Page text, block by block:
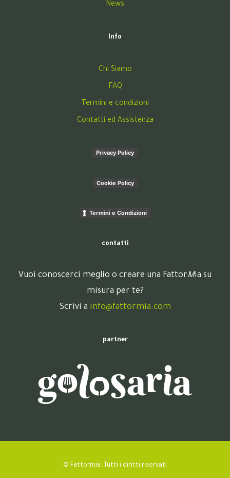
News
Info
Chi Siamo
FAQ
Termini e condizioni
Contatti ed Assistenza
Privacy Policy
Cookie Policy
Termini e Condizioni
contatti
Vuoi conoscerci meglio o creare una FattorMia su
misura per te?
Scrivi a info@fattormia.com
partner
© Fattormia. Tutti i diritti riservati